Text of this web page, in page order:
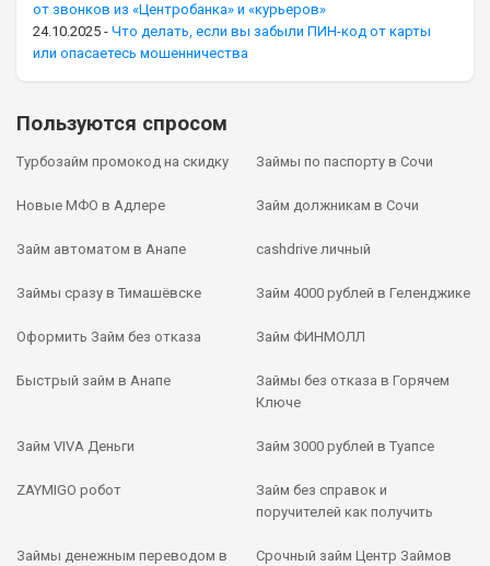
от звонков из «Центробанка» и «курьеров»
24.10.2025 - Что делать, если вы забыли ПИН-код от карты
или опасаетесь мошенничества
Пользуются спросом
Турбозайм промокод на скидку Займы по паспорту в Сочи
Новые МФО в Адлере Займ должникам в Сочи
Займ автоматом в Анапе cashdrive личный
Займы сразу в Тимашёвске Займ 4000 рублей в Геленджике
Оформить Займ без отказа Займ ФИНМОЛЛ
Быстрый займ в Анапе
Займы без отказа в Горячем
Ключе
Займ VIVA Деньги Займ 3000 рублей в Туапсе
ZAYMIGO робот
Займ без справок и
поручителей как получить
Займы денежным переводом в
Срочный займ Центр Займов